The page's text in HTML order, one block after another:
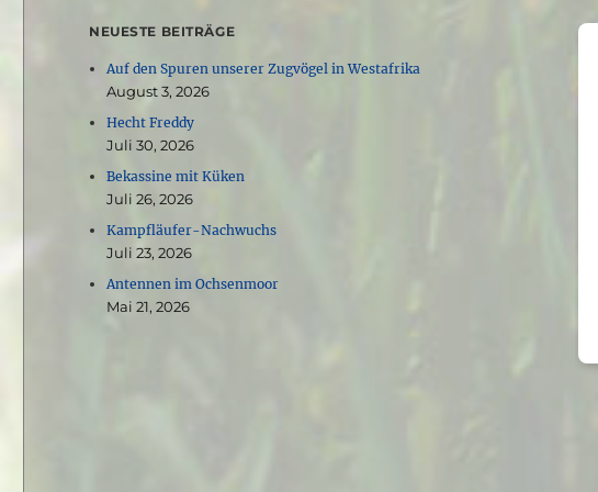
NEUESTE BEITRÄGE
Auf den Spuren unserer Zugvögel in Westafrika
August 3, 2026
Hecht Freddy
Juli 30, 2026
Bekassine mit Küken
Juli 26, 2026
Kampfläufer-Nachwuchs
Juli 23, 2026
Antennen im Ochsenmoor
Mai 21, 2026